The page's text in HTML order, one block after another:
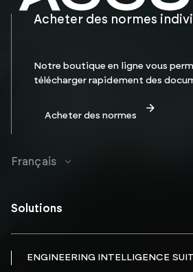
Acheter des normes
Notre boutique en ligne vous
télécharger rapidement des
Acheter des normes
Français
Solutions
ENGINEERING INTELLIGENCE